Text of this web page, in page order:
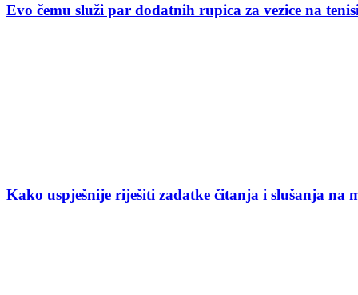
Evo čemu služi par dodatnih rupica za vezice na
Kako uspješnije riješiti zadatke čitanja i slušanja na